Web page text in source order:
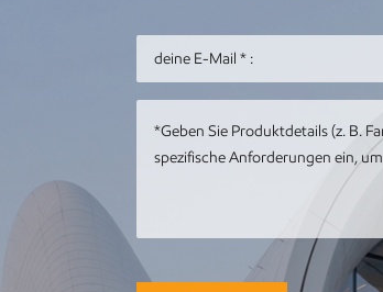
Metall und
Edelstahl
Personalisierter
Metallanhänger
mit Meereswal-
Kunstwerk
Metall-Edelstahl-
Tier-Metall-Pfau-
Skulptur